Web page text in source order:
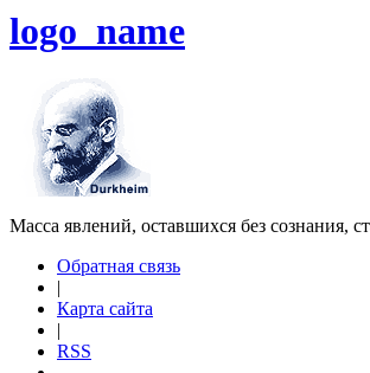
logo_name
Масса явлений, оставшихся без сознания,
Обратная связь
|
Карта сайта
|
RSS